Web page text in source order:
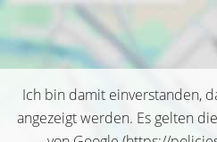
Ich bin damit einverstanden,
angezeigt werden. Es gelten